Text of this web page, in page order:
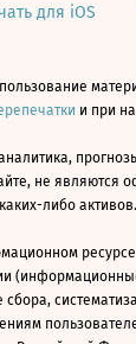
для iOS
и при
не являются
либо активов.
сбора,